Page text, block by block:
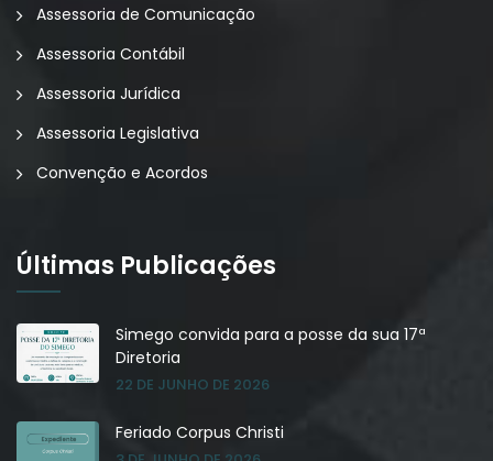
Assessoria de Comunicação
Assessoria Contábil
Assessoria Jurídica
Assessoria Legislativa
Convenção e Acordos
Últimas Publicações
Simego convida para a posse da sua 17ª
Diretoria
22 DE JUNHO DE 2026
Feriado Corpus Christi